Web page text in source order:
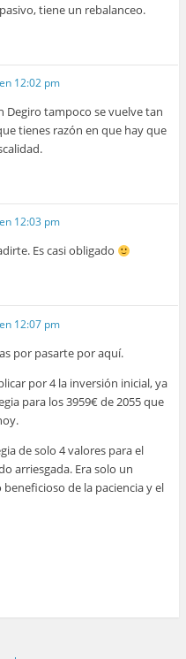
tiene un rebalanceo.
12:02 pm
Degiro tampoco se vuelve tan
tienes razón en que hay que
12:03 pm
Es casi obligado
12:07 pm
por pasarte por aquí.
por 4 la inversión inicial, ya
para los 3959€ de 2055 que
de solo 4 valores para el
arriesgada. Era solo un
de la paciencia y el